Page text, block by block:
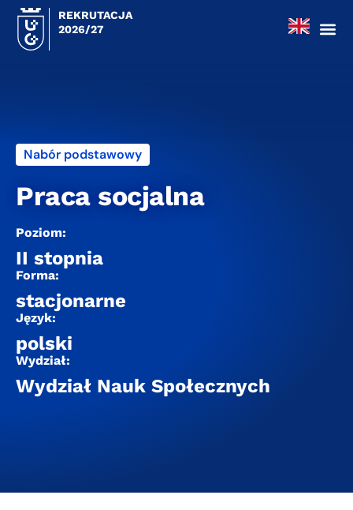
REKRUTACJA
2026/27
Nabór podstawowy
Praca socjalna
Poziom:
II stopnia
Forma:
stacjonarne
Język:
polski
Wydział:
Wydział Nauk Społecznych